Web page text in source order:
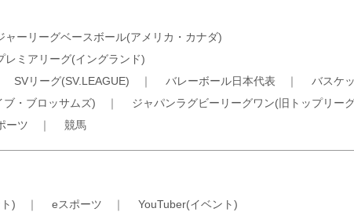
ャーリーグベースボール(アメリカ・カナダ)
レミアリーグ(イングランド)
SVリーグ(SV.LEAGUE) ｜ バレーボール日本代表 ｜ バスケ
・ブロッサムズ) ｜ ジャパンラグビーリーグワン(旧トップリー
ーツ ｜ 競馬
) ｜ eスポーツ ｜ YouTuber(イベント)